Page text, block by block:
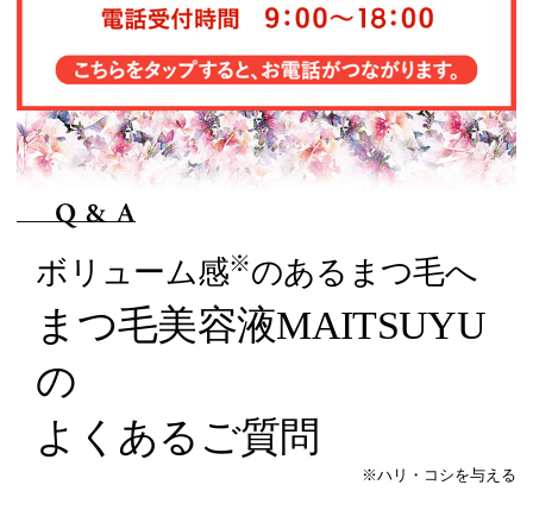
ボリューム感※のあるまつ毛へ
まつ毛美容液MAITSUYU
の
よくあるご質問
※ハリ・コシを与える